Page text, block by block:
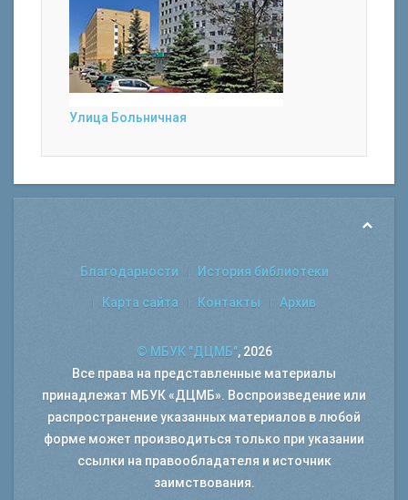
Улица Больничная
Благодарности История библиотеки
Карта сайта Контакты Архив
© МБУК "ДЦМБ", 2026
Все права на представленные материалы
принадлежат МБУК «ДЦМБ». Воспроизведение или
распространение указанных материалов в любой
форме может производиться только при указании
ссылки на правообладателя и источник
заимствования.